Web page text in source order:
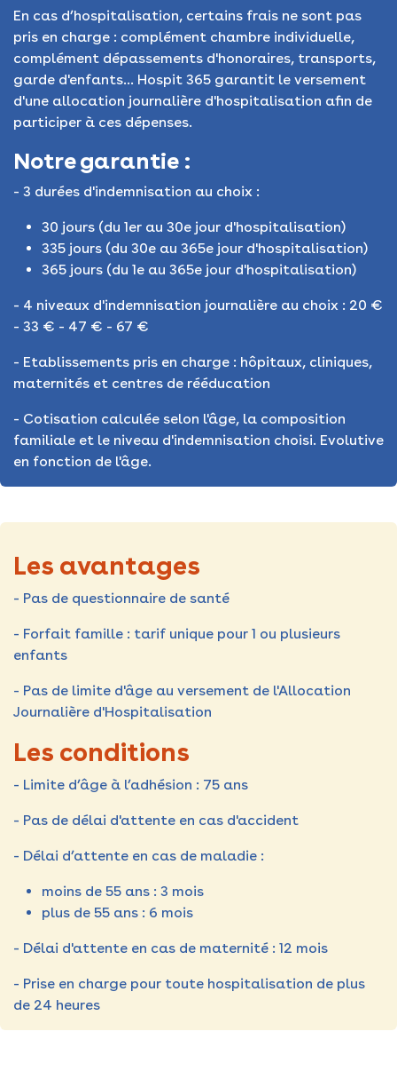
En cas d’hospitalisation, certains frais ne sont pas
pris en charge : complément chambre individuelle,
complément dépassements d'honoraires, transports,
garde d'enfants... Hospit 365 garantit le versement
d'une allocation journalière d'hospitalisation afin de
participer à ces dépenses.
Notre garantie :
- 3 durées d'indemnisation au choix :
30 jours (du 1er au 30e jour d'hospitalisation)
335 jours (du 30e au 365e jour d'hospitalisation)
365 jours (du 1e au 365e jour d'hospitalisation)
- 4 niveaux d'indemnisation journalière au choix : 20 €
- 33 € - 47 € - 67 €
- Etablissements pris en charge : hôpitaux, cliniques,
maternités et centres de rééducation
- Cotisation calculée selon l'âge, la composition
familiale et le niveau d'indemnisation choisi. Evolutive
en fonction de l'âge.
Les avantages
- Pas de questionnaire de santé
- Forfait famille : tarif unique pour 1 ou plusieurs
enfants
- Pas de limite d'âge au versement de l'Allocation
Journalière d'Hospitalisation
Les conditions
- Limite d’âge à l’adhésion : 75 ans
- Pas de délai d'attente en cas d'accident
- Délai d’attente en cas de maladie :
moins de 55 ans : 3 mois
plus de 55 ans : 6 mois
- Délai d'attente en cas de maternité : 12 mois
- Prise en charge pour toute hospitalisation de plus
de 24 heures